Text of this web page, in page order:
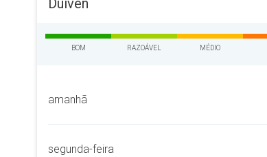
Duiven
BOM RAZOÁVEL MÉDIO
amanhã
segunda-feira